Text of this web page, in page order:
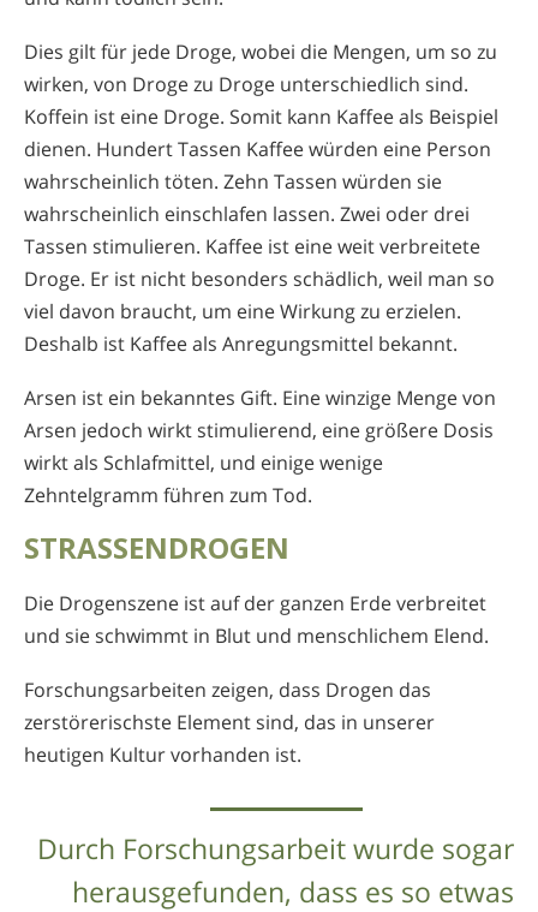
Dies gilt für jede Droge, wobei die Mengen, um so zu
wirken, von Droge zu Droge unterschiedlich sind.
Koffein ist eine Droge. Somit kann Kaffee als Beispiel
dienen. Hundert Tassen Kaffee würden eine Person
wahrscheinlich töten. Zehn Tassen würden sie
wahrscheinlich einschlafen lassen. Zwei oder drei
Tassen stimulieren. Kaffee ist eine weit verbreitete
Droge. Er ist nicht besonders schädlich, weil man so
viel davon braucht, um eine Wirkung zu erzielen.
Deshalb ist Kaffee als Anregungsmittel bekannt.
Arsen ist ein bekanntes Gift. Eine winzige Menge von
Arsen jedoch wirkt stimulierend, eine größere Dosis
wirkt als Schlafmittel, und einige wenige
Zehntelgramm führen zum Tod.
STRASSENDROGEN
Die Drogenszene ist auf der ganzen Erde verbreitet
und sie schwimmt in Blut und menschlichem Elend.
Forschungsarbeiten zeigen, dass Drogen das
zerstörerischste Element sind, das in unserer
heutigen Kultur vorhanden ist.
Durch Forschungsarbeit wurde sogar
herausgefunden, dass es so etwas